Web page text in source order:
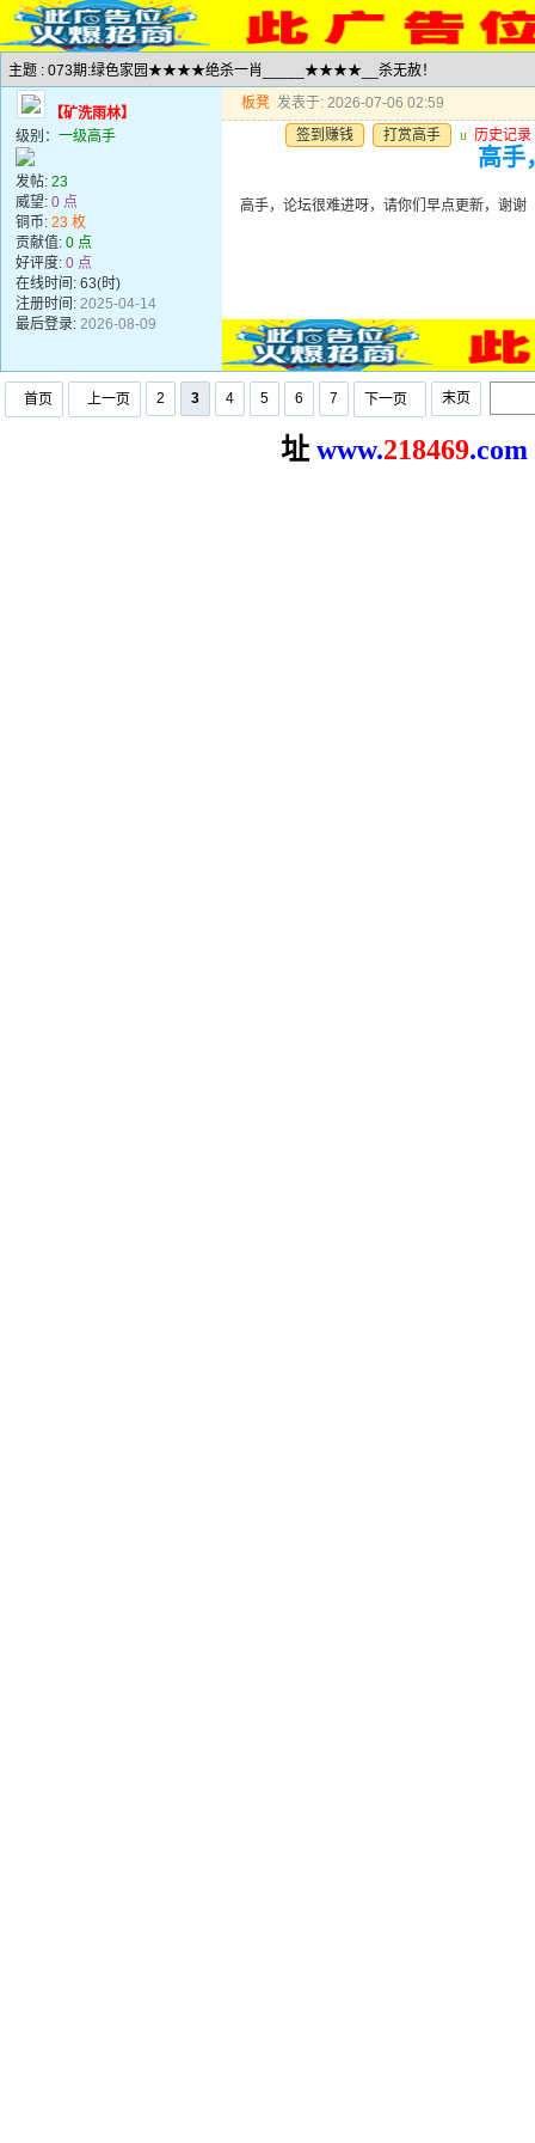
主题 : 073期:绿色家园★★★★绝杀一肖_____★★★★__杀无赦！
【矿洗雨林】
级别： 一级高手
发帖: 23
威望: 0 点
铜币: 23 枚
贡献值: 0 点
好评度: 0 点
在线时间: 63(时)
注册时间: 2025-04-14
最后登录: 2026-08-09
板凳 发表于: 2026-07-06 02:59
签到赚钱
打赏高手 u 历史记录
高手
高手，论坛很难进呀，请你们早点更新，谢谢
首页 上一页 2 3 4 5 6 7 下一页 末页
址 www.218469.com